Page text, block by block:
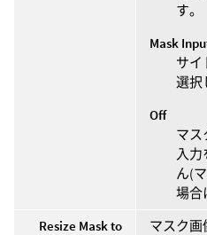
す。
Mask
サイ
選択
Off
マス
入
ん(
場合
Resize Mask to
マスク